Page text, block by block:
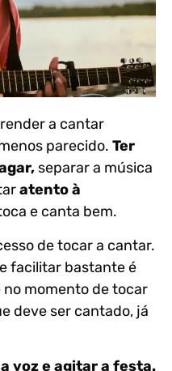
a cantar
parecido. Ter
separar a música
atento à
e canta bem.
de tocar a cantar.
facilitar bastante é
no momento de tocar
deve ser cantado, já
voz e agitar a festa.